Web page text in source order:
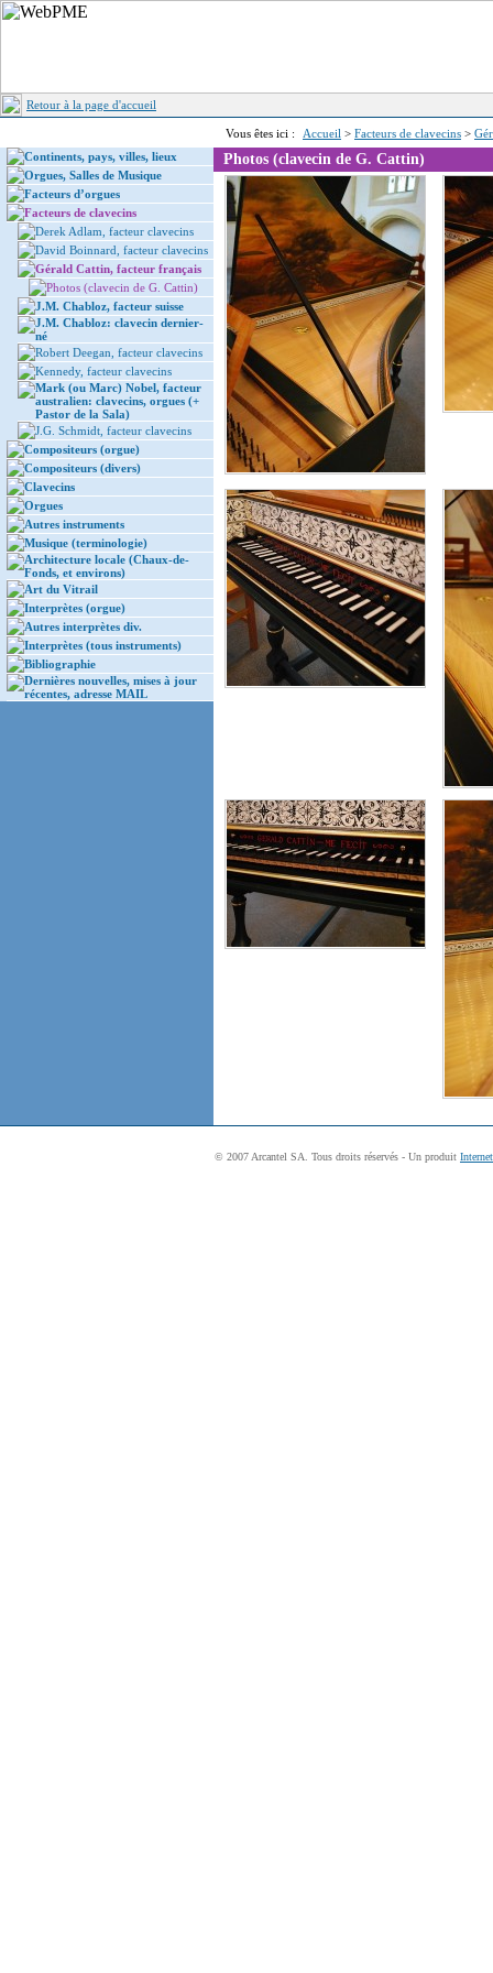
Retour à la page d'accueil
Vous êtes ici : Accueil > Facteurs de clavecins >
Continents, pays, villes, lieux
Orgues, Salles de Musique
Facteurs d’orgues
Facteurs de clavecins
Derek Adlam, facteur clavecins
David Boinnard, facteur clavecins
Gérald Cattin, facteur français
Photos (clavecin de G. Cattin)
J.M. Chabloz, facteur suisse
J.M. Chabloz: clavecin dernier-
né
Robert Deegan, facteur clavecins
Kennedy, facteur clavecins
Mark (ou Marc) Nobel, facteur
australien: clavecins, orgues (+
Pastor de la Sala)
J.G. Schmidt, facteur clavecins
Compositeurs (orgue)
Compositeurs (divers)
Clavecins
Orgues
Autres instruments
Musique (terminologie)
Architecture locale (Chaux-de-
Fonds, et environs)
Art du Vitrail
Interprètes (orgue)
Autres interprètes div.
Interprètes (tous instruments)
Bibliographie
Dernières nouvelles, mises à jour
récentes, adresse MAIL
Photos (clavecin de G. Cattin)
© 2007 Arcantel SA. Tous droits réservés - Un produit